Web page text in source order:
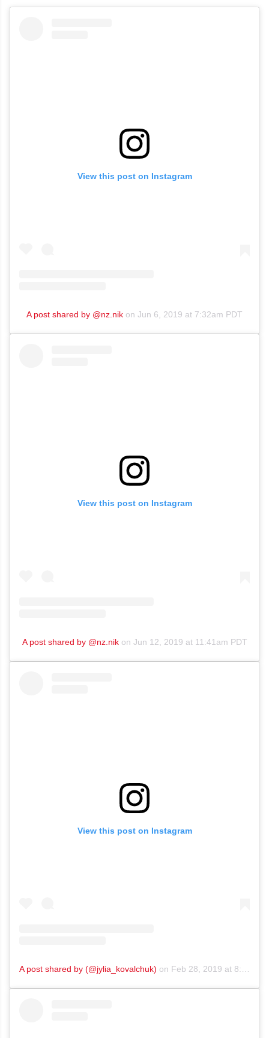
View this post on Instagram
A post shared by @nz.nik on Jun 6, 2019 at 7:32am PDT
View this post on Instagram
A post shared by @nz.nikon Jun 12, 2019 at 11:41am PDT
View this post on Instagram
A post shared by (@jylia_kovalchuk) on Feb 28, 2019 at 8:41am PST